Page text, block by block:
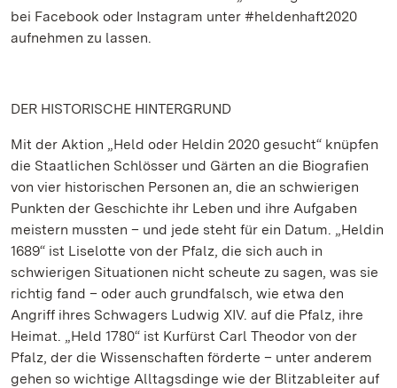
bei Facebook oder Instagram unter #heldenhaft2020
aufnehmen zu lassen.
DER HISTORISCHE HINTERGRUND
Mit der Aktion „Held oder Heldin 2020 gesucht“ knüpfen
die Staatlichen Schlösser und Gärten an die Biografien
von vier historischen Personen an, die an schwierigen
Punkten der Geschichte ihr Leben und ihre Aufgaben
meistern mussten – und jede steht für ein Datum. „Heldin
1689“ ist Liselotte von der Pfalz, die sich auch in
schwierigen Situationen nicht scheute zu sagen, was sie
richtig fand – oder auch grundfalsch, wie etwa den
Angriff ihres Schwagers Ludwig XIV. auf die Pfalz, ihre
Heimat. „Held 1780“ ist Kurfürst Carl Theodor von der
Pfalz, der die Wissenschaften förderte – unter anderem
gehen so wichtige Alltagsdinge wie der Blitzableiter auf